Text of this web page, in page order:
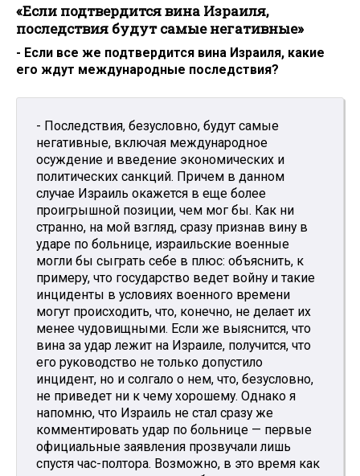
«Если подтвердится вина Израиля,
последствия будут самые негативные»
- Если все же подтвердится вина Израиля, какие
его ждут международные последствия?
- Последствия, безусловно, будут самые
негативные, включая международное
осуждение и введение экономических и
политических санкций. Причем в данном
случае Израиль окажется в еще более
проигрышной позиции, чем мог бы. Как ни
странно, на мой взгляд, сразу признав вину в
ударе по больнице, израильские военные
могли бы сыграть себе в плюс: объяснить, к
примеру, что государство ведет войну и такие
инциденты в условиях военного времени
могут происходить, что, конечно, не делает их
менее чудовищными. Если же выяснится, что
вина за удар лежит на Израиле, получится, что
его руководство не только допустило
инцидент, но и солгало о нем, что, безусловно,
не приведет ни к чему хорошему. Однако я
напомню, что Израиль не стал сразу же
комментировать удар по больнице — первые
официальные заявления прозвучали лишь
спустя час-полтора. Возможно, в это время как